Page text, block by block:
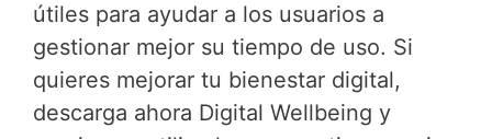
útiles para ayudar a los usuarios a
gestionar mejor su tiempo de uso. Si
quieres mejorar tu bienestar digital,
descarga ahora Digital Wellbeing y